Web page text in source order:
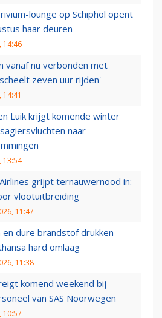
lounge op Schiphol opent
haar deuren
14:46
vanaf nu verbonden met
zeven uur rijden'
14:41
Luik krijgt komende winter
naar
13:54
grijpt ternauwernood in:
vlootuitbreiding
11:47
en dure brandstof drukken
hard omlaag
11:38
komend weekend bij
van SAS Noorwegen
10:57